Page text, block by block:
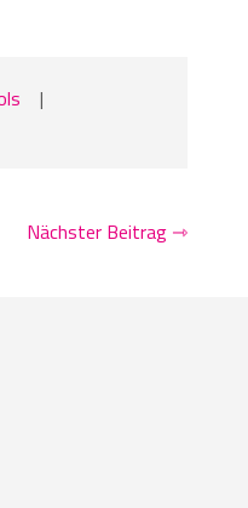
|
Nächster Beitrag ⇾